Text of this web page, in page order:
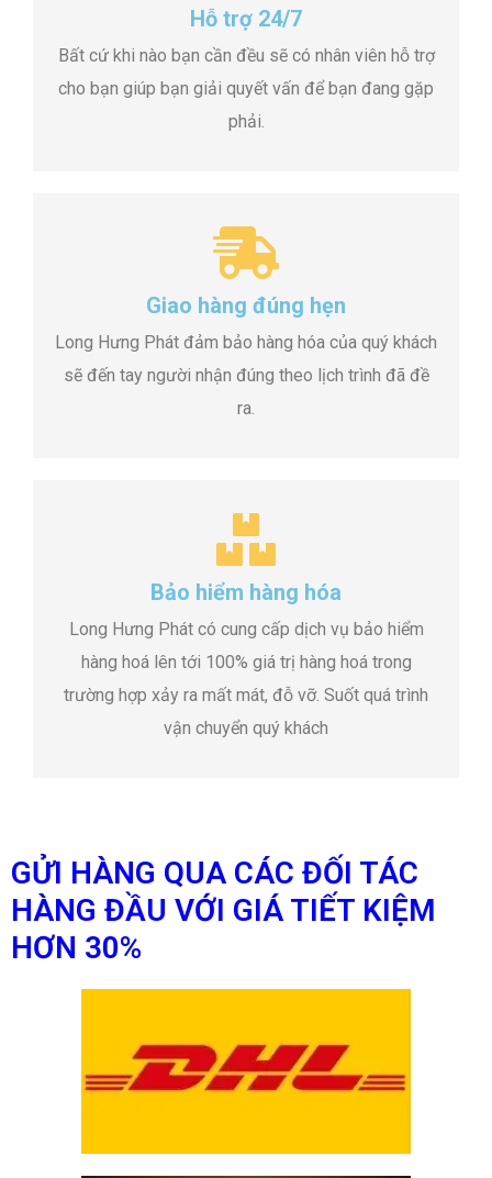
Hỗ trợ 24/7
Bất cứ khi nào bạn cần đều sẽ có nhân viên hỗ trợ
cho bạn giúp bạn giải quyết vấn để bạn đang gặp
phải.
Giao hàng đúng hẹn
Long Hưng Phát đảm bảo hàng hóa của quý khách
sẽ đến tay người nhận đúng theo lịch trình đã đề
ra.
Bảo hiểm hàng hóa
Long Hưng Phát có cung cấp dịch vụ bảo hiểm
hàng hoá lên tới 100% giá trị hàng hoá trong
trường hợp xảy ra mất mát, đỗ vỡ. Suốt quá trình
vận chuyển quý khách
GỬI HÀNG QUA CÁC ĐỐI TÁC
HÀNG ĐẦU VỚI GIÁ TIẾT KIỆM
HƠN 30%